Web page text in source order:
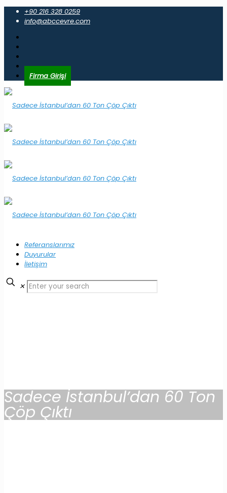
+90 216 328 0259
info@abccevre.com
Firma Girişi
Referanslarımız
Duyurular
İletişim
✕
Sadece İstanbul’dan 60 Ton
Çöp Çıktı